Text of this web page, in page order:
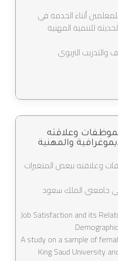
للمعلمين أثناء الخدمة في
للتنمية المهنية
والتدريب التربوي
وعلاقته
والمهنية
وعلاقته ببعض المتغيرات
في جامعتي الملك سعود
Job Satisfaction and its
A study on a sample of
King Saud University